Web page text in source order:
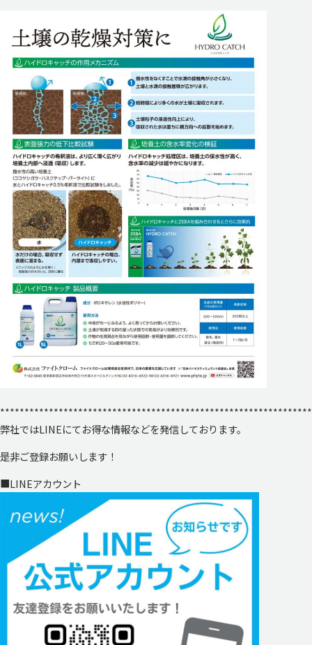
弊社ではLINEにてお得な情報などを発信しております。
是非ご登録お願いします！
■LINEアカウント